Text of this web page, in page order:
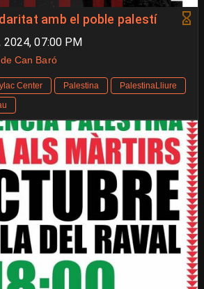
amb el poble palestí
2024, 07:00 PM
Can Baró
Center Palestina
PalestinaLliure